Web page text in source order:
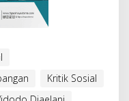
Kritik Sosial